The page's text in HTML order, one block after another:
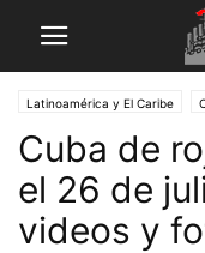
Latinoamérica y El Caribe
Cuba de
el 26 de
videos y